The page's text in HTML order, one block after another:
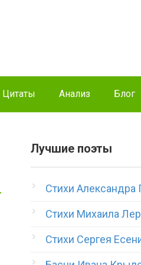
Цитаты Анализ Блог
Лучшие поэты
Стихи Александра
Стихи Михаила
Стихи Сергея